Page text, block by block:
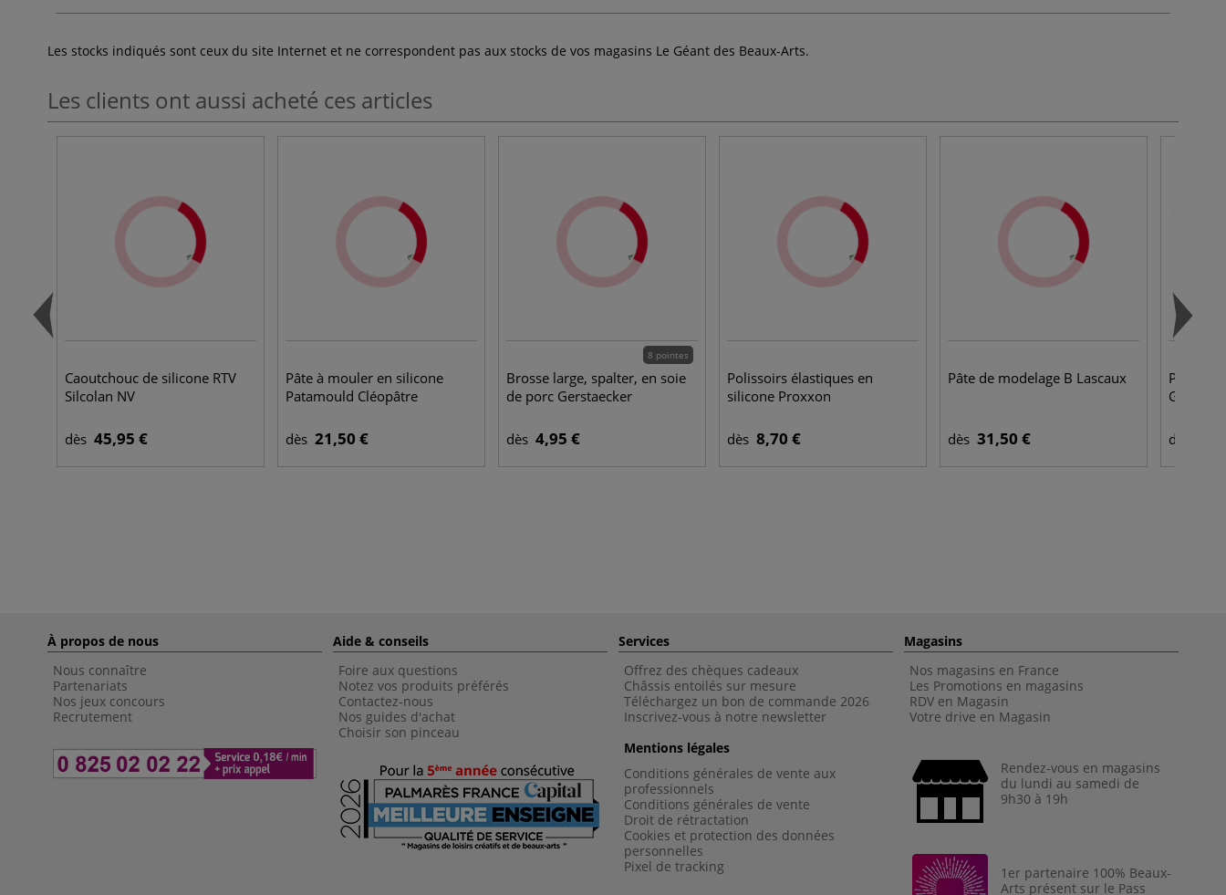
Les stocks indiqués sont ceux du site Internet et ne correspondent pas aux stocks de vos magasins Le Géant des Beaux-Arts.
Les clients ont aussi acheté ces articles
Caoutchouc de silicone RTV
Silcolan NV
dès 45,95 €
Pâte à mouler en silicone
Patamould Cléopâtre
dès 21,50 €
8 pointes
Brosse large, spalter, en soie
de porc Gerstaecker
dès 4,95 €
Polissoirs élastiques en
silicone Proxxon
dès 8,70 €
Pâte de modelage B Lascaux
dès 31,50 €
Pâte à
dès
À propos de nous
Nous connaître
Partenariats
Nos jeux concours
Recrutement
Aide & conseils
Foire aux questions
Notez vos produits préférés
Contactez-nous
Nos guides d'achat
Choisir son pinceau
Services
Offrez des chèques cadeaux
Châssis entoilés sur mesure
Téléchargez un bon de commande 2026
Inscrivez-vous à notre newsletter
Mentions légales
Conditions générales de vente aux
professionnels
Conditions générales de vente
Droit de rétractation
Cookies et protection des données
personnelles
Pixel de tracking
Magasins
Nos magasins en France
Les Promotions en magasins
RDV en Magasin
Votre drive en Magasin
Rendez-vous en magasins
du lundi au samedi de
9h30 à 19h
1er partenaire 100% Beaux-
Arts présent sur le Pass